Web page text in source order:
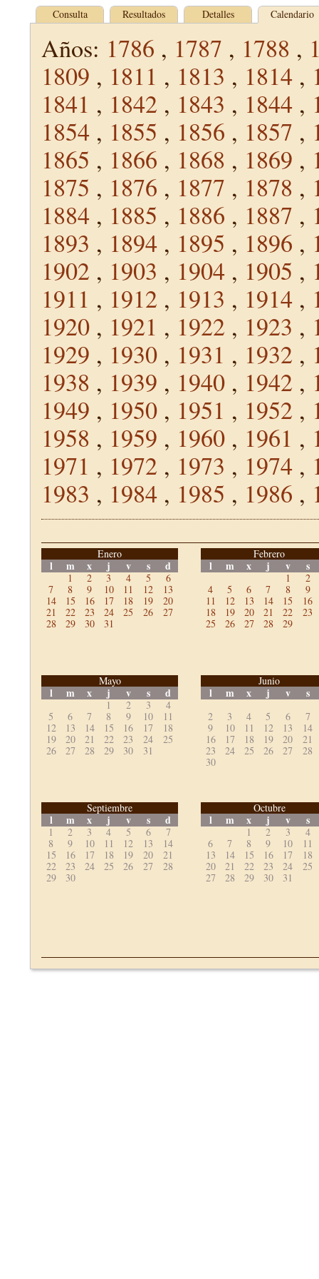
Consulta Resultados Detalles Calendario
Años: 1786 , 1787 , 1788 ,
1809 , 1811 , 1813 , 1814 ,
1841 , 1842 , 1843 , 1844 ,
1854 , 1855 , 1856 , 1857 ,
1865 , 1866 , 1868 , 1869 ,
1875 , 1876 , 1877 , 1878 ,
1884 , 1885 , 1886 , 1887 ,
1893 , 1894 , 1895 , 1896 ,
1902 , 1903 , 1904 , 1905 ,
1911 , 1912 , 1913 , 1914 ,
1920 , 1921 , 1922 , 1923 ,
1929 , 1930 , 1931 , 1932 ,
1938 , 1939 , 1940 , 1942 ,
1949 , 1950 , 1951 , 1952 ,
1958 , 1959 , 1960 , 1961 ,
1971 , 1972 , 1973 , 1974 ,
1983 , 1984 , 1985 , 1986 ,
Enero
l m x j v s d
1 2 3 4 5
6
7
8 9 10 11 12
13
14
15 16 17 18 19
20
21
22 23 24 25 26
27
28
29 30 31
Febrero
l m x j v s
1
2
4
5 6 7 8
9
11
12 13 14 15
16
18
19 20 21 22
23
25
26 27 28 29
Mayo
l m x j v s d
1 2 3
4
5
6 7 8 9 10
11
12
13 14 15 16 17
18
19
20 21 22 23 24
25
26
27 28 29 30 31
Junio
l m x j v s
2 3 4 5 6
7
9
10 11 12 13
14
16
17 18 19 20
21
23
24 25 26 27
28
30
Septiembre
l m x j v s d
1 2 3 4 5 6
7
8
9 10 11 12 13
14
15
16 17 18 19 20
21
22
23 24 25 26 27
28
29
30
Octubre
l m x j v s
1 2 3
4
6
7 8 9 10
11
13
14 15 16 17
18
20
21 22 23 24
25
27
28 29 30 31